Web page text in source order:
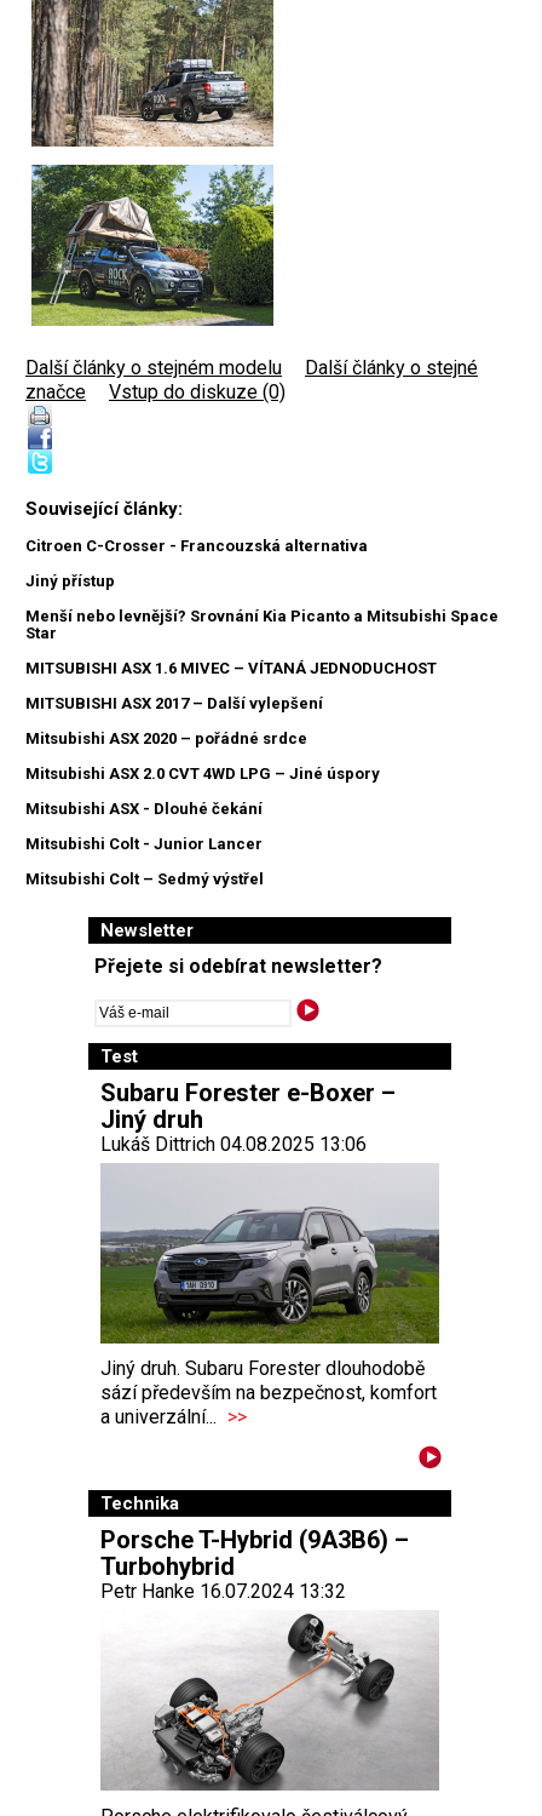
Další články o stejném modelu
Další články o stejné
značce
Vstup do diskuze (0)
Související články:
Citroen C-Crosser - Francouzská alternativa
Jiný přístup
Menší nebo levnější? Srovnání Kia Picanto a Mitsubishi Space
Star
MITSUBISHI ASX 1.6 MIVEC – VÍTANÁ JEDNODUCHOST
MITSUBISHI ASX 2017 – Další vylepšení
Mitsubishi ASX 2020 – pořádné srdce
Mitsubishi ASX 2.0 CVT 4WD LPG – Jiné úspory
Mitsubishi ASX - Dlouhé čekání
Mitsubishi Colt - Junior Lancer
Mitsubishi Colt – Sedmý výstřel
Newsletter
Přejete si odebírat newsletter?
Test
Subaru Forester e-Boxer –
Jiný druh
Lukáš Dittrich 04.08.2025 13:06
Jiný druh. Subaru Forester dlouhodobě
sází především na bezpečnost, komfort
a univerzální... >>
Technika
Porsche T-Hybrid (9A3B6) –
Turbohybrid
Petr Hanke 16.07.2024 13:32